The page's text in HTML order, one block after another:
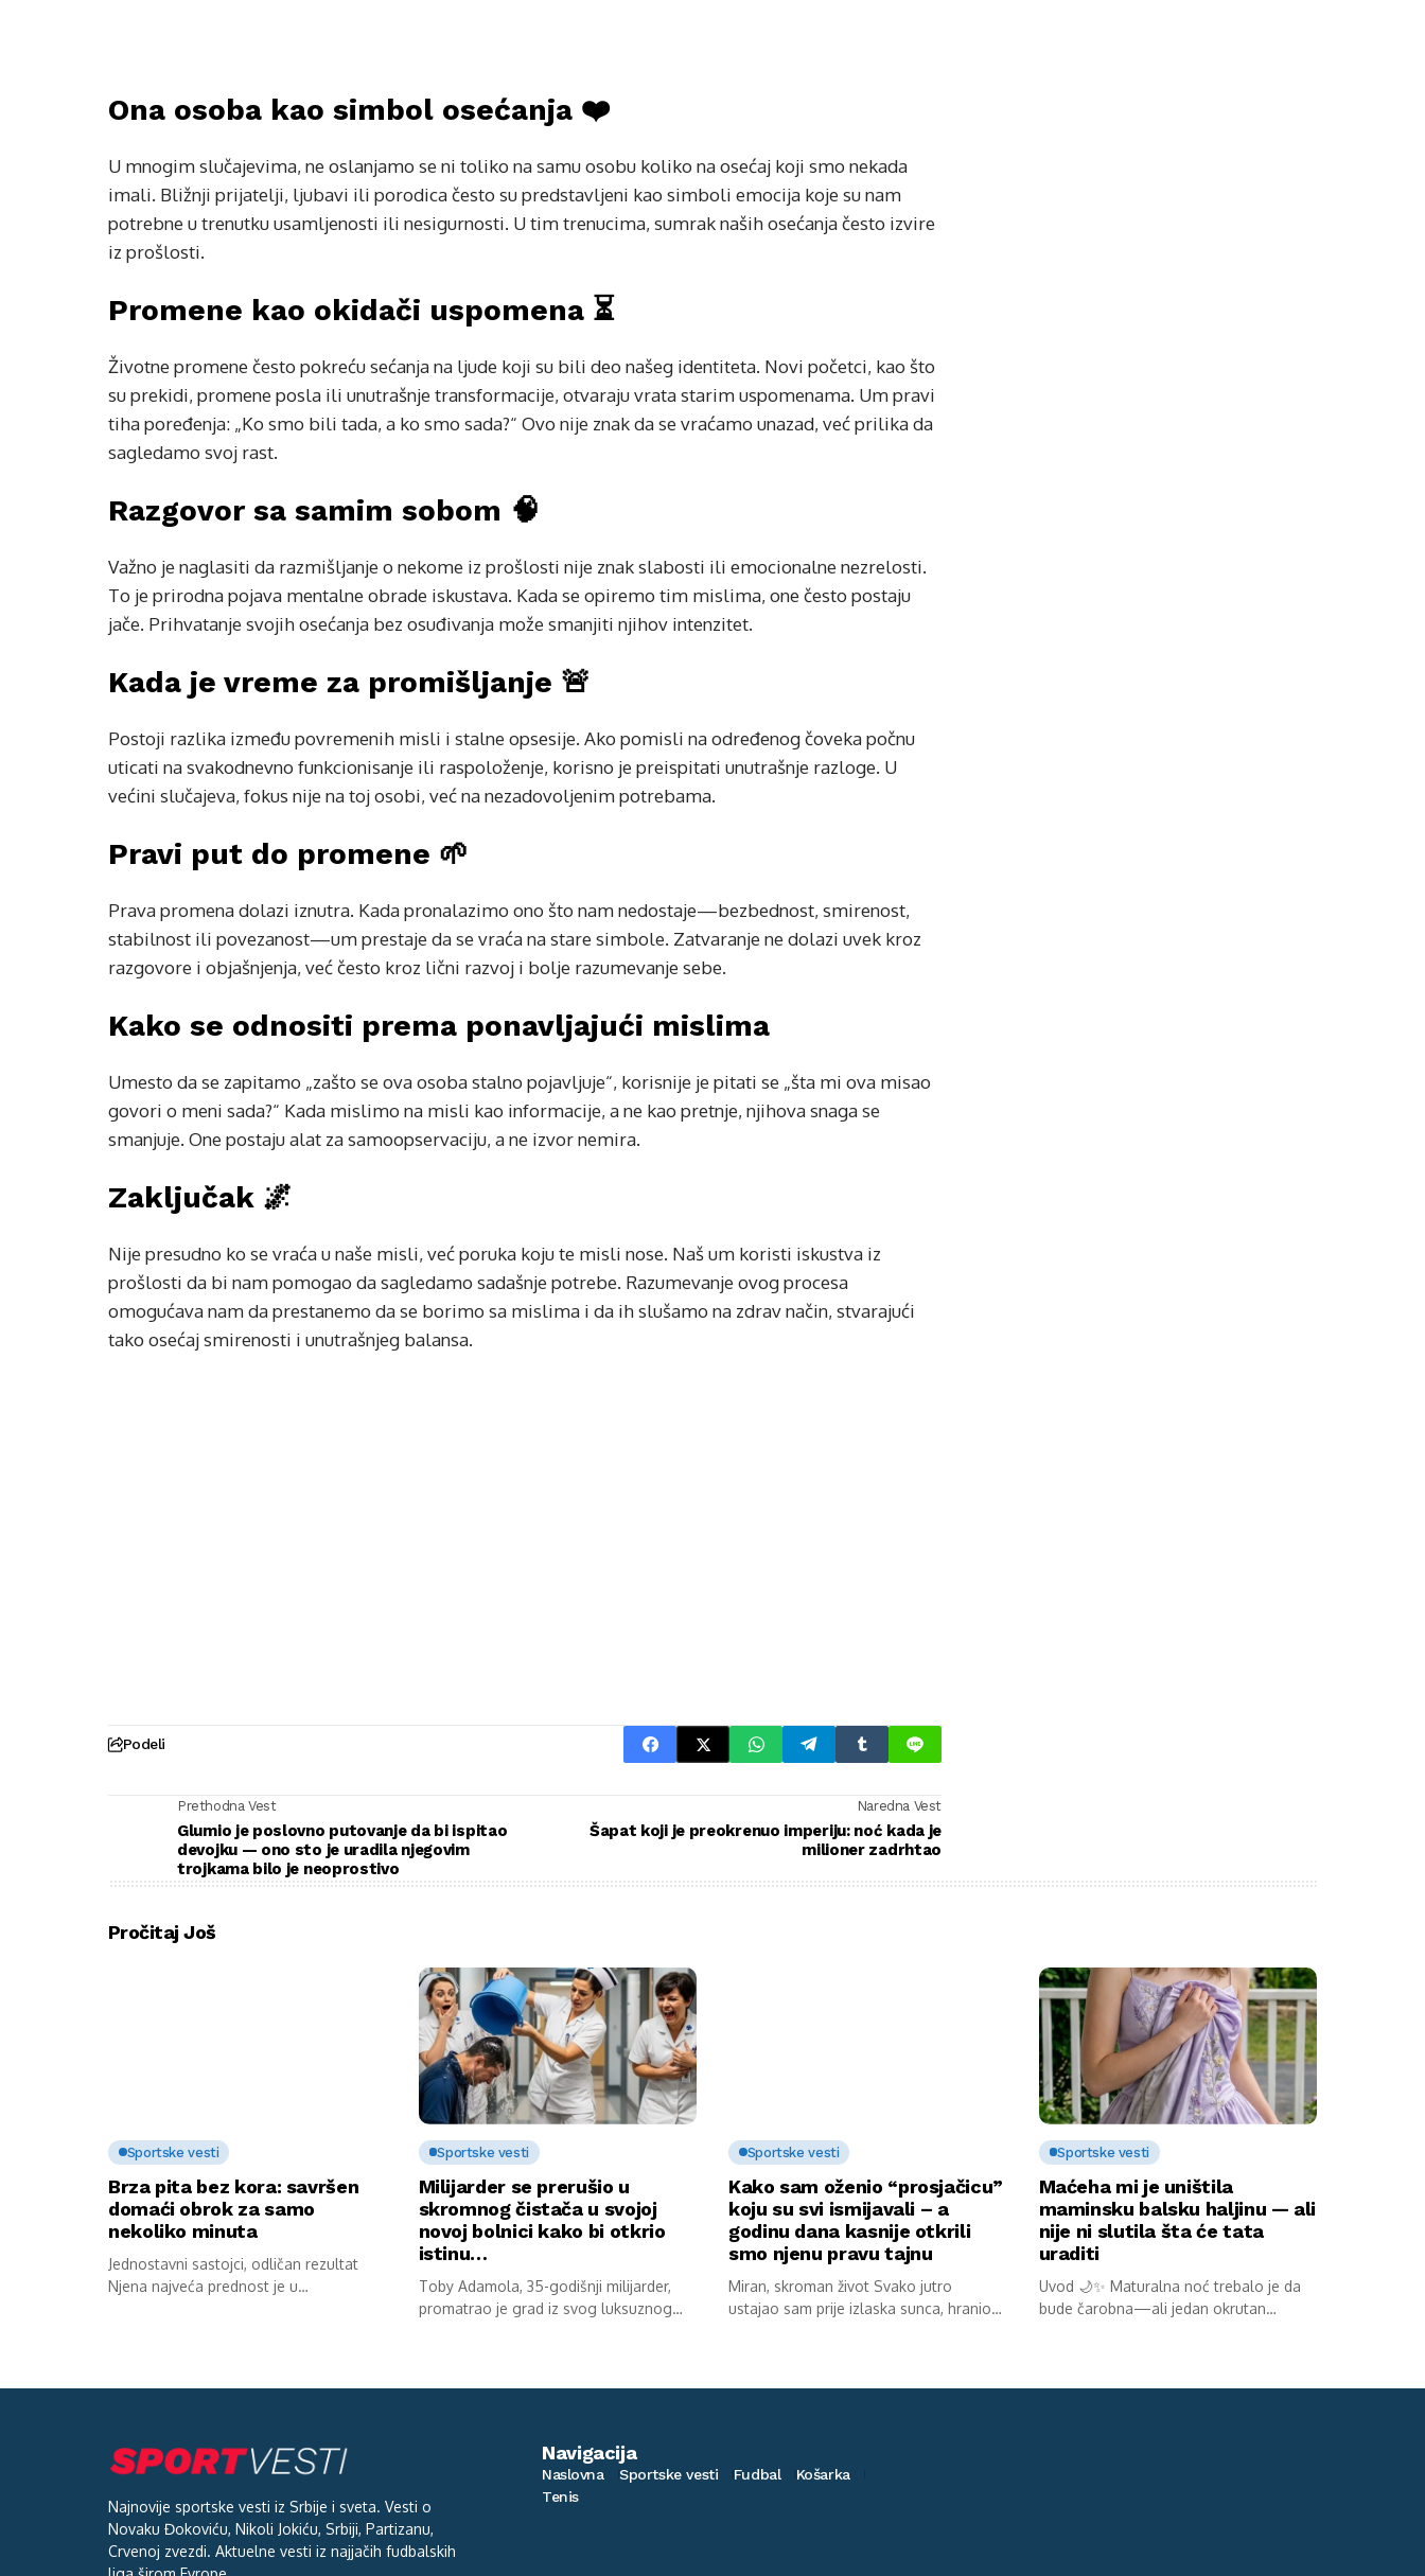
Ona osoba kao simbol osećanja ❤️
U mnogim slučajevima, ne oslanjamo se ni toliko na samu osobu koliko na osećaj koji smo nekada
imali. Bližnji prijatelji, ljubavi ili porodica često su predstavljeni kao simboli emocija koje su nam
potrebne u trenutku usamljenosti ili nesigurnosti. U tim trenucima, sumrak naših osećanja često izvire
iz prošlosti.
Promene kao okidači uspomena ⏳
Životne promene često pokreću sećanja na ljude koji su bili deo našeg identiteta. Novi početci, kao što
su prekidi, promene posla ili unutrašnje transformacije, otvaraju vrata starim uspomenama. Um pravi
tiha poređenja: „Ko smo bili tada, a ko smo sada?“ Ovo nije znak da se vraćamo unazad, već prilika da
sagledamo svoj rast.
Razgovor sa samim sobom 🧠
Važno je naglasiti da razmišljanje o nekome iz prošlosti nije znak slabosti ili emocionalne nezrelosti.
To je prirodna pojava mentalne obrade iskustava. Kada se opiremo tim mislima, one često postaju
jače. Prihvatanje svojih osećanja bez osuđivanja može smanjiti njihov intenzitet.
Kada je vreme za promišljanje 🚨
Postoji razlika između povremenih misli i stalne opsesije. Ako pomisli na određenog čoveka počnu
uticati na svakodnevno funkcionisanje ili raspoloženje, korisno je preispitati unutrašnje razloge. U
većini slučajeva, fokus nije na toj osobi, već na nezadovoljenim potrebama.
Pravi put do promene 🌱
Prava promena dolazi iznutra. Kada pronalazimo ono što nam nedostaje—bezbednost, smirenost,
stabilnost ili povezanost—um prestaje da se vraća na stare simbole. Zatvaranje ne dolazi uvek kroz
razgovore i objašnjenja, već često kroz lični razvoj i bolje razumevanje sebe.
Kako se odnositi prema ponavljajući mislima
Umesto da se zapitamo „zašto se ova osoba stalno pojavljuje“, korisnije je pitati se „šta mi ova misao
govori o meni sada?“ Kada mislimo na misli kao informacije, a ne kao pretnje, njihova snaga se
smanjuje. One postaju alat za samoopservaciju, a ne izvor nemira.
Zaključak 🌌
Nije presudno ko se vraća u naše misli, već poruka koju te misli nose. Naš um koristi iskustva iz
prošlosti da bi nam pomogao da sagledamo sadašnje potrebe. Razumevanje ovog procesa
omogućava nam da prestanemo da se borimo sa mislima i da ih slušamo na zdrav način, stvarajući
tako osećaj smirenosti i unutrašnjeg balansa.
Podeli
Prethodna Vest
Glumio je poslovno putovanje da bi ispitao
devojku — ono sto je uradila njegovim
trojkama bilo je neoprostivo
Naredna Vest
Šapat koji je preokrenuo imperiju: noć kada je
milioner zadrhtao
Pročitaj Još
Sportske vesti
Brza pita bez kora: savršen
domaći obrok za samo
nekoliko minuta
Jednostavni sastojci, odličan rezultat
Njena najveća prednost je u
Sportske vesti
Milijarder se prerušio u
skromnog čistača u svojoj
novoj bolnici kako bi otkrio
istinu…
Toby Adamola, 35-godišnji milijarder,
promatrao je grad iz svog luksuznog
Sportske vesti
Kako sam oženio “prosjačicu”
koju su svi ismijavali – a
godinu dana kasnije otkrili
smo njenu pravu tajnu
Miran, skroman život Svako jutro
ustajao sam prije izlaska sunca, hranio
Sportske vesti
Maćeha mi je uništila
maminsku balsku haljinu — ali
nije ni slutila šta će tata
uraditi
Uvod 🌙✨ Maturalna noć trebalo je da
bude čarobna—ali jedan okrutan
Najnovije sportske vesti iz Srbije i sveta. Vesti o
Novaku Đokoviću, Nikoli Jokiću, Srbiji, Partizanu,
Crvenoj zvezdi. Aktuelne vesti iz najjačih fudbalskih
Navigacija
Naslovna Sportske vesti Fudbal
Košarka
Tenis